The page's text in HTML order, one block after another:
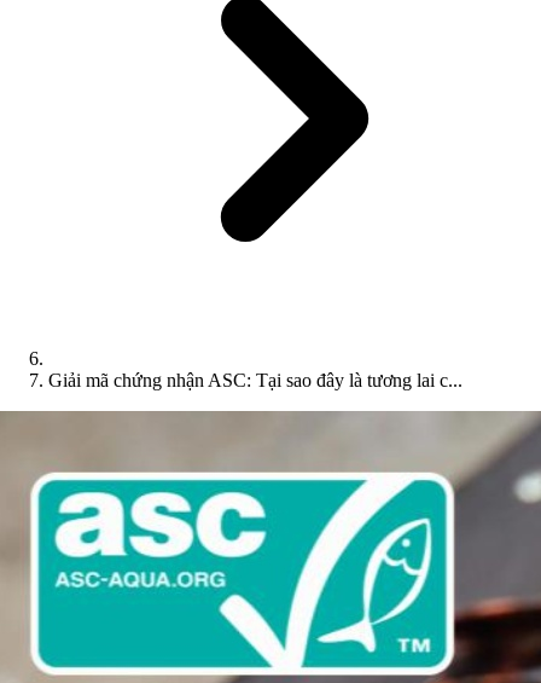
Giải mã chứng nhận ASC: Tại sao đây là tương lai c...